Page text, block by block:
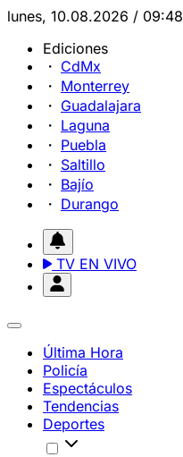
lunes, 10.08.2026 / 09:48
Ediciones
CdMx
Monterrey
Guadalajara
Laguna
Puebla
Saltillo
Bajío
Durango
TV EN VIVO
Última Hora
Policía
Espectáculos
Tendencias
Deportes